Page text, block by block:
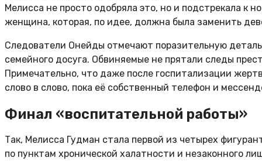
Мелисса не просто одобряла это, но и подстрекала к
женщина, которая, по идее, должна была заменить
Следователи Онейды отмечают поразительную
семейного досуга. Обвиняемые не прятали следы
Примечательно, что даже после госпитализации
слово в слово, пока её собственный телефон и
Финал «воспитательной работы»
Так, Мелисса Гудман стала первой из четырех
по пунктам хронической халатности и незаконного